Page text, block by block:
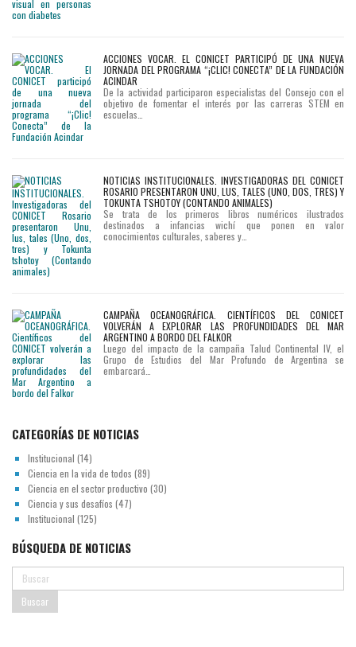
ACCIONES VOCAR. EL CONICET PARTICIPÓ DE UNA NUEVA
JORNADA DEL PROGRAMA “¡CLIC! CONECTA” DE LA FUNDACIÓN
ACINDAR
De la actividad participaron especialistas del Consejo con el
objetivo de fomentar el interés por las carreras STEM en
escuelas…
NOTICIAS INSTITUCIONALES. INVESTIGADORAS DEL CONICET
ROSARIO PRESENTARON UNU, LUS, TALES (UNO, DOS, TRES) Y
TOKUNTA TSHOTOY (CONTANDO ANIMALES)
Se trata de los primeros libros numéricos ilustrados
destinados a infancias wichí que ponen en valor
conocimientos culturales, saberes y…
CAMPAÑA OCEANOGRÁFICA. CIENTÍFICOS DEL CONICET
VOLVERÁN A EXPLORAR LAS PROFUNDIDADES DEL MAR
ARGENTINO A BORDO DEL FALKOR
Luego del impacto de la campaña Talud Continental IV, el
Grupo de Estudios del Mar Profundo de Argentina se
embarcará…
CATEGORÍAS DE NOTICIAS
Institucional (14)
Ciencia en la vida de todos (89)
Ciencia en el sector productivo (30)
Ciencia y sus desafíos (47)
Institucional (125)
BÚSQUEDA DE NOTICIAS